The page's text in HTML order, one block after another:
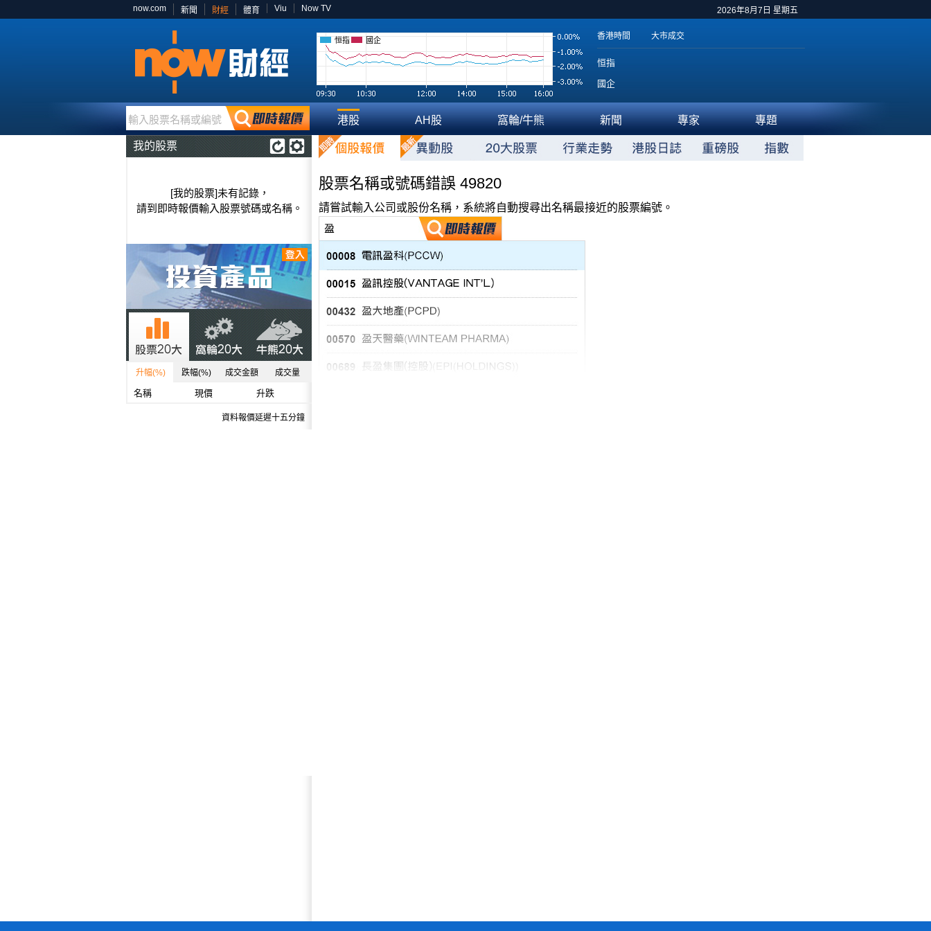
2026年8月7日 星期五
now.com 新聞 財經 體育 Viu Now TV
恒指 國企 香港時間 大市成交
恒指
國企
輸入股票名稱或編號 港股 AH股 窩輪/牛熊 新聞 專家 專題
我的股票
[我的股票]未有記錄，
請到即時報價輸入股票號碼或名稱。
升幅(%) 跌幅(%) 成交金額 成交量
名稱 現價 升跌
資料報價延遲十五分鐘
股票名稱或號碼錯誤 49820
請嘗試輸入公司或股份名稱，系統將自動搜尋出名稱最接近的股票編號。